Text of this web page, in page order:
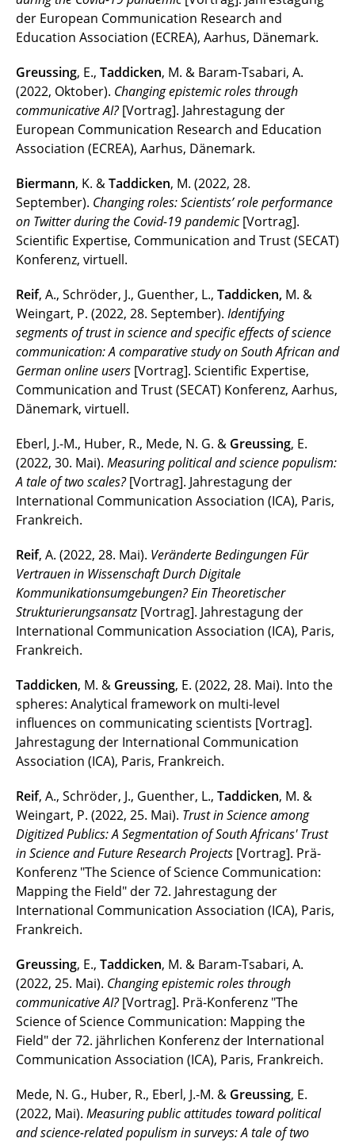
der European Communication Research and
Education Association (ECREA), Aarhus, Dänemark.
Greussing, E., Taddicken, M. & Baram-Tsabari, A.
(2022, Oktober). Changing epistemic roles through
communicative AI?[Vortrag]. Jahrestagung der
European Communication Research and Education
Association (ECREA), Aarhus, Dänemark.
Biermann, K. &Taddicken, M. (2022, 28.
September). Changing roles: Scientists’ role performance
on Twitter during the Covid-19 pandemic[Vortrag].
Scientific Expertise, Communication and Trust (SECAT)
Konferenz, virtuell.
Reif, A., Schröder, J., Guenther, L., Taddicken, M. &
Weingart, P. (2022, 28. September). Identifying
segments of trust in science and specific effects of science
communication: A comparative study on South African and
German online users [Vortrag]. Scientific Expertise,
Communication and Trust (SECAT) Konferenz, Aarhus,
Dänemark, virtuell.
Eberl, J.-M., Huber, R., Mede, N. G. & Greussing, E.
(2022, 30. Mai). Measuring political and science populism:
A tale of two scales?[Vortrag]. Jahrestagung der
International Communication Association (ICA), Paris,
Frankreich.
Reif, A. (2022, 28. Mai). Veränderte Bedingungen Für
Vertrauen in Wissenschaft Durch Digitale
Kommunikationsumgebungen? Ein Theoretischer
Strukturierungsansatz [Vortrag]. Jahrestagung der
International Communication Association (ICA), Paris,
Frankreich.
Taddicken, M. & Greussing, E. (2022, 28. Mai). Into the
spheres: Analytical framework on multi-level
influences on communicating scientists [Vortrag].
Jahrestagung der International Communication
Association (ICA), Paris, Frankreich.
Reif, A., Schröder, J., Guenther, L., Taddicken, M. &
Weingart, P. (2022, 25. Mai). Trust in Science among
Digitized Publics: A Segmentation of South Africans' Trust
in Science and Future Research Projects [Vortrag]. Prä-
Konferenz "The Science of Science Communication:
Mapping the Field" der 72. Jahrestagung der
International Communication Association (ICA), Paris,
Frankreich.
Greussing, E., Taddicken, M. & Baram-Tsabari, A.
(2022, 25. Mai). Changing epistemic roles through
communicative AI?[Vortrag]. Prä-Konferenz "The
Science of Science Communication: Mapping the
Field" der 72. jährlichen Konferenz der International
Communication Association (ICA), Paris, Frankreich.
Mede, N. G., Huber, R., Eberl, J.-M. & Greussing, E.
(2022, Mai). Measuring public attitudes toward political
and science-related populism in surveys: A tale of two